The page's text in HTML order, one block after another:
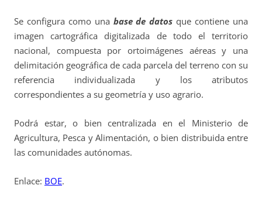
Se configura como una base de datos que contiene una
imagen cartográfica digitalizada de todo el territorio
nacional, compuesta por ortoimágenes aéreas y una
delimitación geográfica de cada parcela del terreno con su
referencia individualizada y los atributos
correspondientes a su geometría y uso agrario.
Podrá estar, o bien centralizada en el Ministerio de
Agricultura, Pesca y Alimentación, o bien distribuida entre
las comunidades autónomas.
Enlace: BOE.